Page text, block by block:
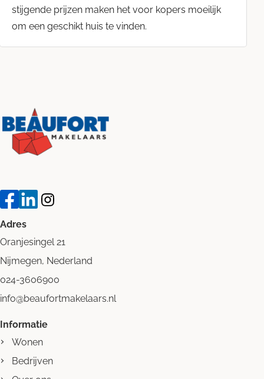
stijgende prijzen maken het voor kopers moeilijk
om een geschikt huis te vinden.
Adres
Oranjesingel 21
Nijmegen, Nederland
024-3606900
info@beaufortmakelaars.nl
Informatie
Wonen
Bedrijven